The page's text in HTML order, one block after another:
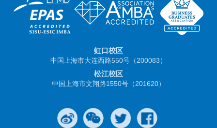
虹口校区
中国上海市大连西路550号（200083）
松江校区
中国上海市文翔路1550号（201620）